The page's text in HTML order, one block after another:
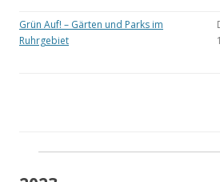
Grün Auf! – Gärten und Parks im
Ruhrgebiet